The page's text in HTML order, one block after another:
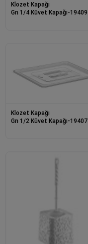
Klozet Kapağı
Gn 1/4 Küvet Kapağı-19409
Klozet Kapağı
Gn 1/2 Küvet Kapağı-19407